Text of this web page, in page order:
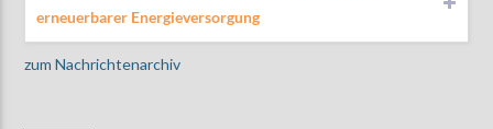
erneuerbarer Energieversorgung
zum Nachrichtenarchiv